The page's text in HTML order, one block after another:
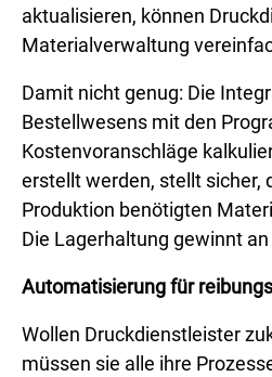
aktualisieren, können
Materialverwaltung
Damit nicht genug: Die
Bestellwesens mit den
Kostenvoranschläge
erstellt werden, stellt sicher,
Produktion benötigten
Die Lagerhaltung gewinnt
Automatisierung für
Wollen Druckdienstleister
müssen sie alle ihre